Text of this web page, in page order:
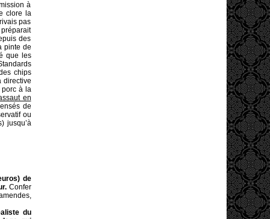
à
clore la
pas
des
pinte de
que les
chips
directive
porc à la
en
de
ou
jusqu’à
de
Confer
du